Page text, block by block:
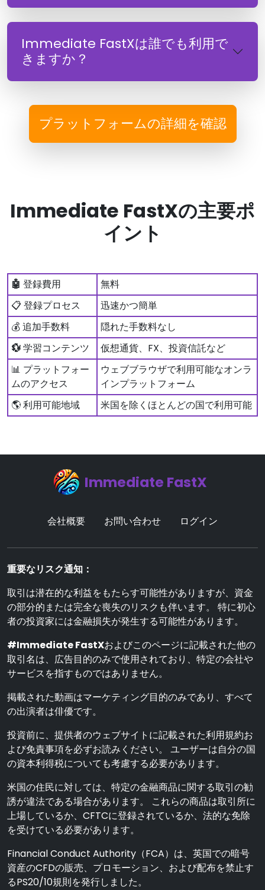
Immediate FastXは誰でも利用で
きますか？
プラットフォームの詳細を確認
Immediate FastXの主要ポ
イント
🤖 登録費用
無料
📋 登録プロセス
迅速かつ簡単
💰 追加手数料
隠れた手数料なし
💱学習コンテンツ
仮想通貨、FX、投資信託など
📊 プラットフォー
ムのアクセス
ウェブブラウザで利用可能なオンラ
インプラットフォーム
🌎 利用可能地域
米国を除くほとんどの国で利用可能
Immediate FastX
会社概要 お問い合わせ ログイン
重要なリスク通知：
取引は潜在的な利益をもたらす可能性がありますが、資金
の部分的または完全な喪失のリスクも伴います。 特に初心
者の投資家には金融損失が発生する可能性があります。
#Immediate FastXおよびこのページに記載された他の
取引名は、広告目的のみで使用されており、特定の会社や
サービスを指すものではありません。
掲載された動画はマーケティング目的のみであり、すべて
の出演者は俳優です。
投資前に、提供者のウェブサイトに記載された利用規約お
よび免責事項を必ずお読みください。 ユーザーは自分の国
の資本利得税についても考慮する必要があります。
米国の住民に対しては、特定の金融商品に関する取引の勧
誘が違法である場合があります。 これらの商品は取引所に
上場しているか、CFTCに登録されているか、法的な免除
を受けている必要があります。
Financial Conduct Authority（FCA）は、英国での暗号
資産のCFDの販売、プロモーション、および配布を禁止す
るPS20/10規則を発行しました。